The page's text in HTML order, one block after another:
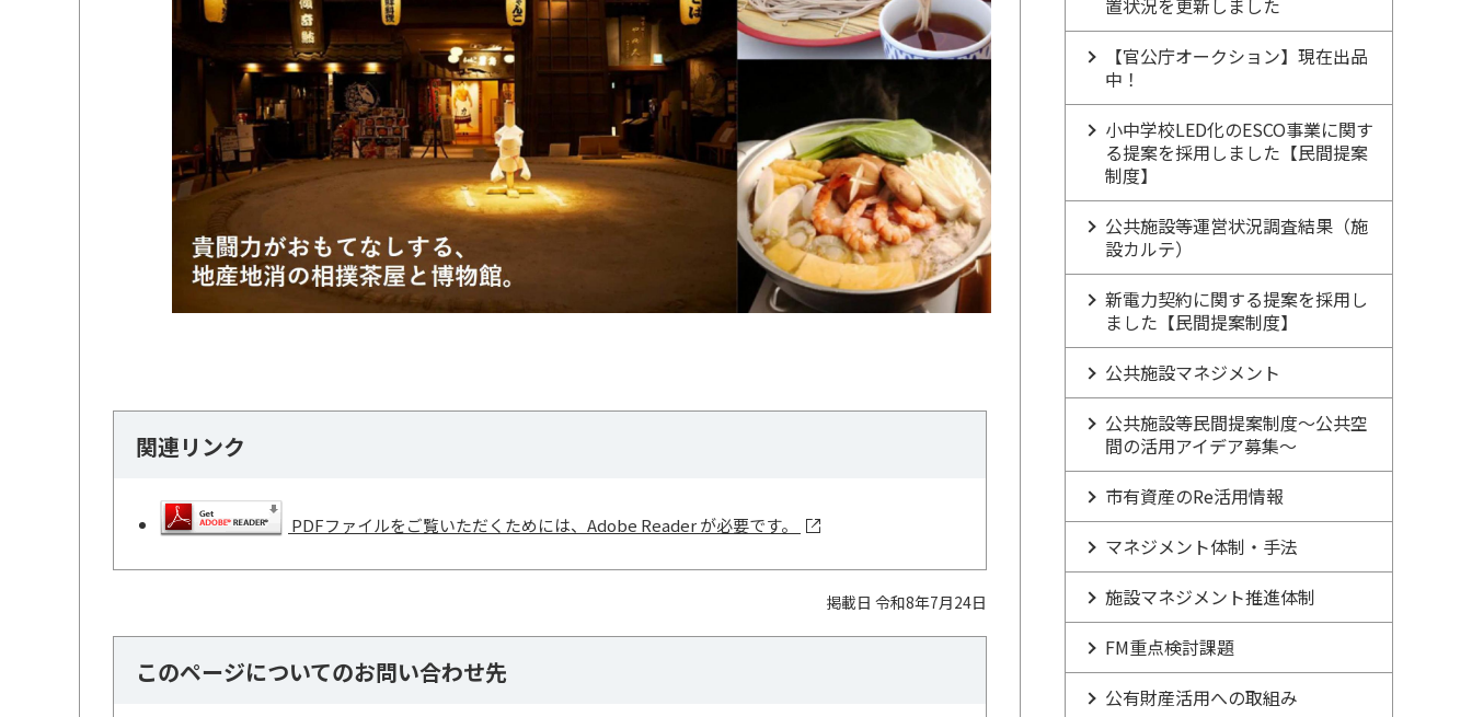
関連リンク
PDFファイルをご覧いただくためには、Adobe Reader が必要です。
掲載日 令和8年7月24日
このページについてのお問い合わせ先
置状況を更新しました
【官公庁オークション】現在出品
中！
小中学校LED化のESCO事業に関す
る提案を採用しました【民間提案
制度】
公共施設等運営状況調査結果（施
設カルテ）
新電力契約に関する提案を採用し
ました【民間提案制度】
公共施設マネジメント
公共施設等民間提案制度～公共空
間の活用アイデア募集～
市有資産のRe活用情報
マネジメント体制・手法
施設マネジメント推進体制
FM重点検討課題
公有財産活用への取組み